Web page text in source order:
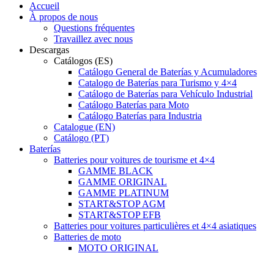
Accueil
À propos de nous
Questions fréquentes
Travaillez avec nous
Descargas
Catálogos (ES)
Catálogo General de Baterías y Acumuladores
Catalogo de Baterías para Turismo y 4×4
Catálogo de Baterías para Vehículo Industrial
Catálogo Baterías para Moto
Catálogo Baterías para Industria
Catalogue (EN)
Catálogo (PT)
Baterías
Batteries pour voitures de tourisme et 4×4
GAMME BLACK
GAMME ORIGINAL
GAMME PLATINUM
START&STOP AGM
START&STOP EFB
Batteries pour voitures particulières et 4×4 asiatiques
Batteries de moto
MOTO ORIGINAL